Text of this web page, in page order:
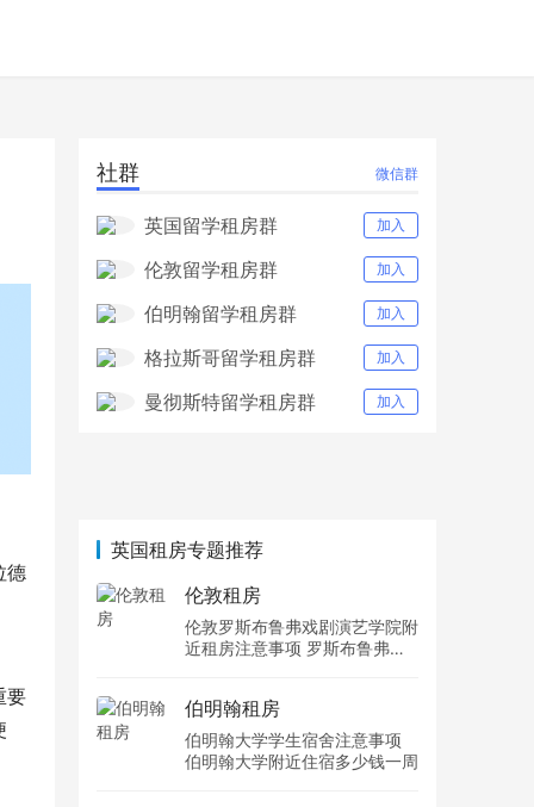
德
要
社群 微信群
英国留学租房群 加入
伦敦留学租房群 加入
伯明翰留学租房群 加入
格拉斯哥留学租房群 加入
曼彻斯特留学租房群 加入
英国租房专题推荐
伦敦租房
伦敦罗斯布鲁弗戏剧演艺学院附
近租房注意事项 罗斯布鲁弗戏
伯明翰租房
伯明翰大学学生宿舍注意事项
伯明翰大学附近住宿多少钱一周